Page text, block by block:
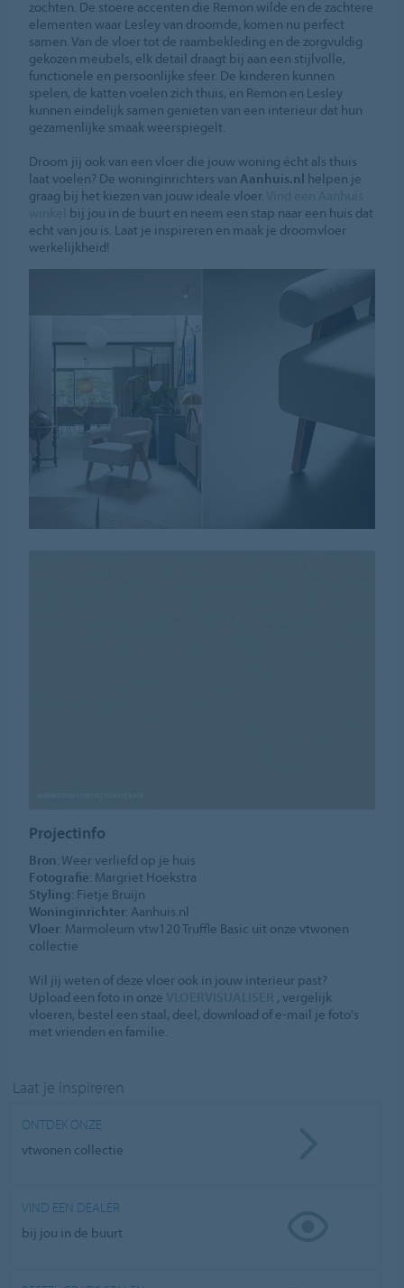
zochten. De stoere accenten die Remon wilde en de zachtere
elementen waar Lesley van droomde, komen nu perfect
samen. Van de vloer tot de raambekleding en de zorgvuldig
gekozen meubels, elk detail draagt bij aan een stijlvolle,
functionele en persoonlijke sfeer. De kinderen kunnen
spelen, de katten voelen zich thuis, en Remon en Lesley
kunnen eindelijk samen genieten van een interieur dat hun
gezamenlijke smaak weerspiegelt.
Droom jij ook van een vloer die jouw woning écht als thuis
laat voelen? De woninginrichters van Aanhuis.nl helpen je
graag bij het kiezen van jouw ideale vloer.
bij jou in de buurt en neem een stap naar een huis dat
echt van jou is. Laat je inspireren en maak je droomvloer
werkelijkheid!
Projectinfo
Bron: Weer verliefd op je huis
Fotografie: Margriet Hoekstra
Styling: Fietje Bruijn
Woninginrichter: Aanhuis.nl
Vloer: Marmoleum vtw120 Truffle Basic uit onze vtwonen
collectie
Wil jij weten of deze vloer ook in jouw interieur past?
Upload een foto in onze
, vergelijk
vloeren, bestel een staal, deel, download of e-mail je foto's
met vrienden en familie.
Laat je inspireren
ONTDEK ONZE
vtwonen collectie
VIND EEN DEALER
bij jou in de buurt